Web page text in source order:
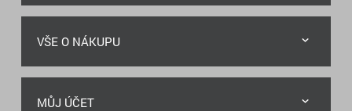
VŠE O NÁKUPU
MŮJ ÚČET